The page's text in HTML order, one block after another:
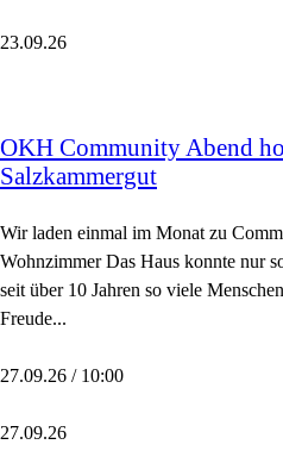
23.09.26
OKH Community Abend
Salzkammergut
Wir laden einmal im Monat zu
Wohnzimmer Das Haus konnte nur
seit über 10 Jahren so viele
Freude...
27.09.26 / 10:00
27.09.26